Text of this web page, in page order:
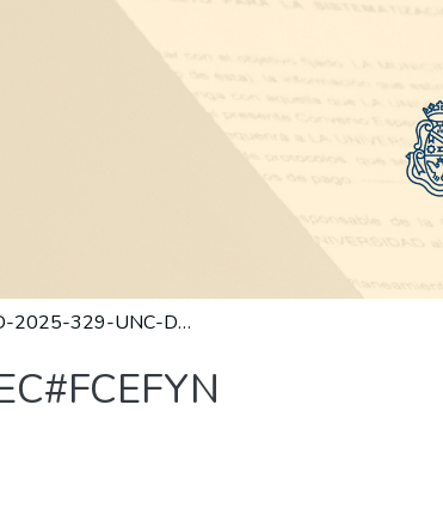
RHCD-2025-329-UNC-DEC#FCEFYN